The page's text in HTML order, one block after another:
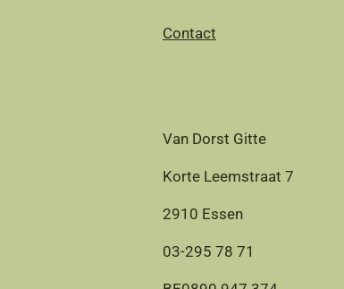
Contact
Van Dorst Gitte
Korte Leemstraat 7
2910 Essen
03-295 78 71